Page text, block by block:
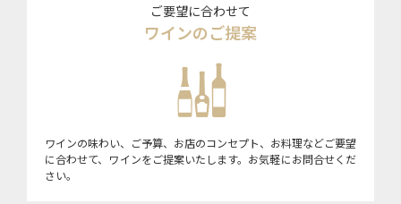
ご要望に合わせて
ワインのご提案
ワインの味わい、ご予算、お店のコンセプト、お料理などご要望
に合わせて、ワインをご提案いたします。お気軽にお問合せくだ
さい。